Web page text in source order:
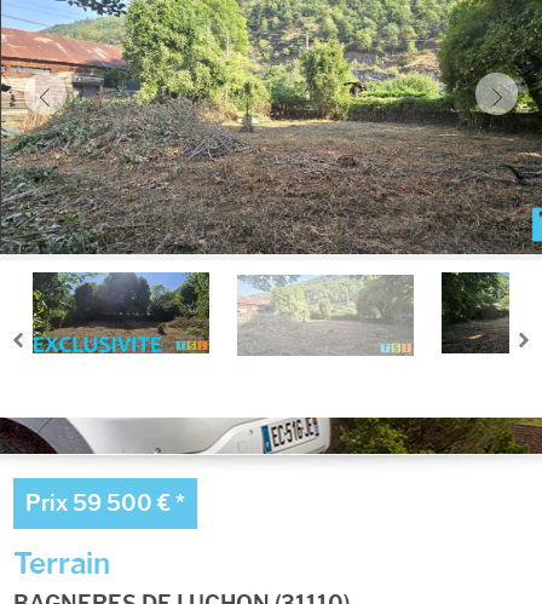
Contact
Mon compte
Ma sélection 0
Prix 59 500 €*
Terrain